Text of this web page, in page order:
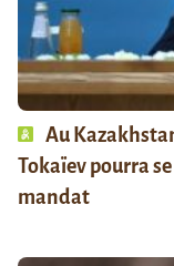
Au
Tokaïev pourra
mandat